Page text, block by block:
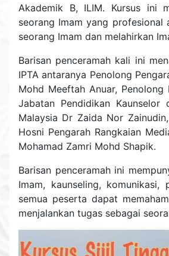
Akademik B, ILIM. Kursus ini
seorang Imam yang
seorang Imam dan melahirkan
Barisan penceramah kali ini
IPTA antaranya Penolong
Mohd Meeftah Anuar,
Jabatan Pendidikan Kaunselor
Malaysia Dr Zaida Nor
Hosni Pengarah Rangkaian
Mohamad Zamri Mohd Shapik.
Barisan penceramah ini
Imam, kaunseling,
semua peserta dapat
menjalankan tugas sebagai